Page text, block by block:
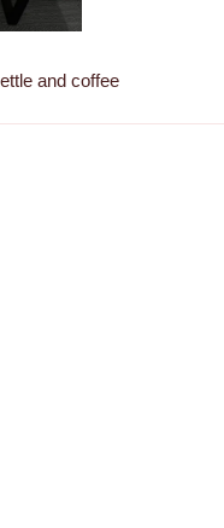
and coffee